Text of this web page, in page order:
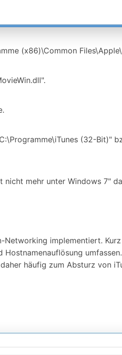
(x86)\Common
(32-Bit)"
mehr unter Windows 7"
implementiert.
häufig zum Absturz von